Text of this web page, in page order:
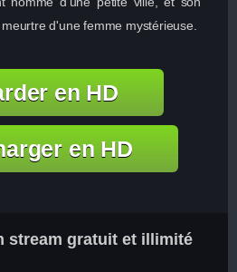
d'une femme mystérieuse.
en HD
en HD
stream gratuit et illimité